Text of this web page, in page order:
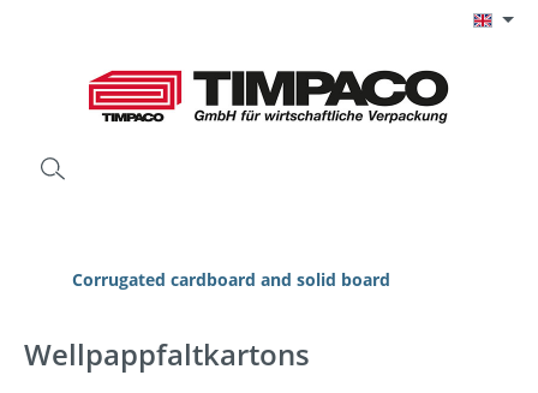
Corrugated cardboard and solid board
Wellpappfaltkartons